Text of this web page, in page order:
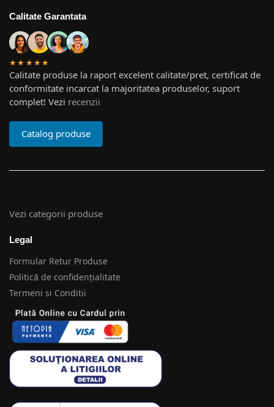
Calitate Garantata
★★★★★
Calitate produse la raport excelent calitate/pret, certificat de
conformitate incarcat la majoritatea produselor, suport
complet! Vezi recenzii
Catalog produse
Vezi categorii produse
Legal
Formular Retur Produse
Politică de confidențialitate
Termeni si Conditii